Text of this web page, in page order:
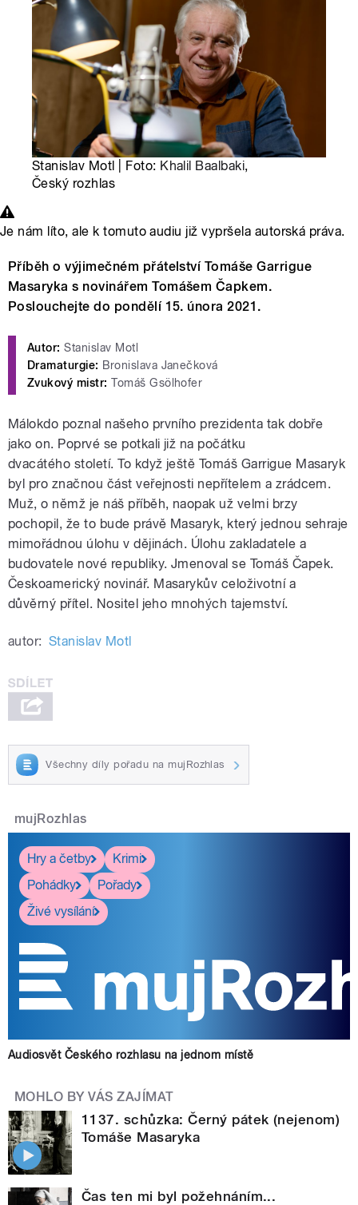
Stanislav Motl | Foto: Khalil Baalbaki,
Český rozhlas
Je nám líto, ale k tomuto audiu již vypršela autorská práva.
Příběh o výjimečném přátelství Tomáše Garrigue
Masaryka s novinářem Tomášem Čapkem.
Poslouchejte do pondělí 15. února 2021.
Autor: Stanislav Motl
Dramaturgie: Bronislava Janečková
Zvukový mistr: Tomáš Gsölhofer
Málokdo poznal našeho prvního prezidenta tak dobře
jako on. Poprvé se potkali již na počátku
dvacátého století. To když ještě Tomáš Garrigue Masaryk
byl pro značnou část veřejnosti nepřítelem a zrádcem.
Muž, o němž je náš příběh, naopak už velmi brzy
pochopil, že to bude právě Masaryk, který jednou sehraje
mimořádnou úlohu v dějinách. Úlohu zakladatele a
budovatele nové republiky. Jmenoval se Tomáš Čapek.
Českoamerický novinář. Masarykův celoživotní a
důvěrný přítel. Nositel jeho mnohých tajemství.
autor: Stanislav Motl
Všechny díly pořadu na mujRozhlas
mujRozhlas
Hry a četby
Krimi
Pohádky
Pořady
Živé vysílání
Audiosvět Českého rozhlasu na jednom místě
MOHLO BY VÁS ZAJÍMAT
1137. schůzka: Černý pátek (nejenom)
Tomáše Masaryka
Čas ten mi byl požehnáním...